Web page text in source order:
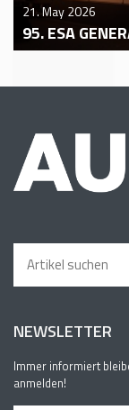
21. May 2026
95. ESA
NEWSLETTER
Immer informiert
anmelden!